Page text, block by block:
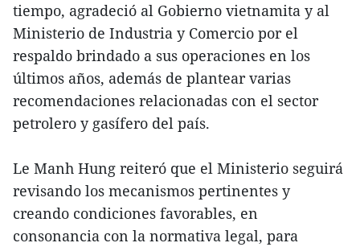
tiempo, agradeció al Gobierno vietnamita y al
Ministerio de Industria y Comercio por el
respaldo brindado a sus operaciones en los
últimos años, además de plantear varias
recomendaciones relacionadas con el sector
petrolero y gasífero del país.
Le Manh Hung reiteró que el Ministerio seguirá
revisando los mecanismos pertinentes y
creando condiciones favorables, en
consonancia con la normativa legal, para